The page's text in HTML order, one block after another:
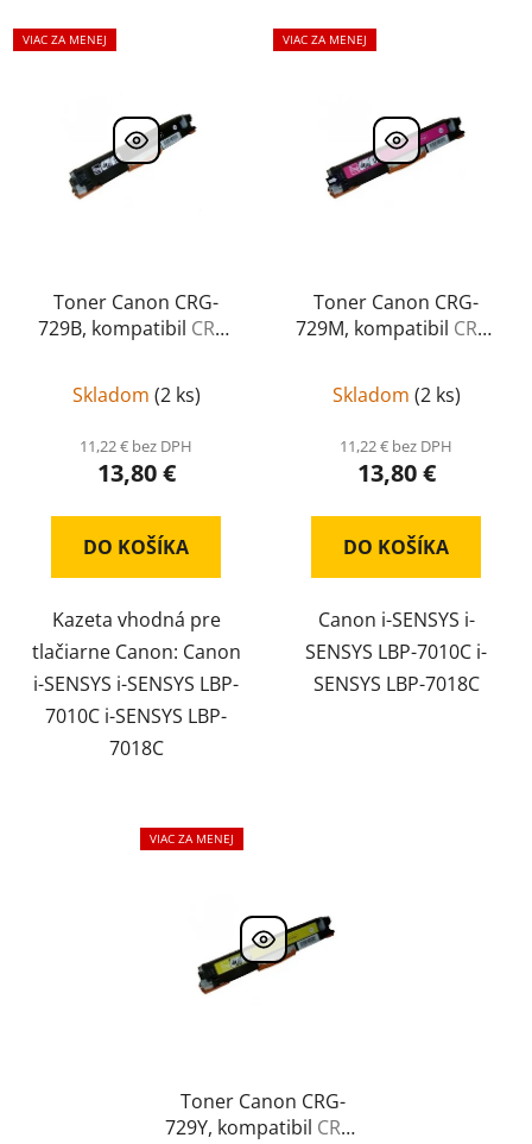
VIAC ZA MENEJ
Toner Canon CRG-
729B, kompatibil CRG-
Skladom (2 ks)
11,22 € bez DPH
13,80 €
DO KOŠÍKA
Kazeta vhodná pre
tlačiarne Canon: Canon
i-SENSYS i-SENSYS LBP-
7010C i-SENSYS LBP-
7018C
VIAC ZA MENEJ
Toner Canon CRG-
729M, kompatibil CRG-
Skladom (2 ks)
11,22 € bez DPH
13,80 €
DO KOŠÍKA
Canon i-SENSYS i-
SENSYS LBP-7010C i-
SENSYS LBP-7018C
VIAC ZA MENEJ
Toner Canon CRG-
729Y, kompatibil CRG-